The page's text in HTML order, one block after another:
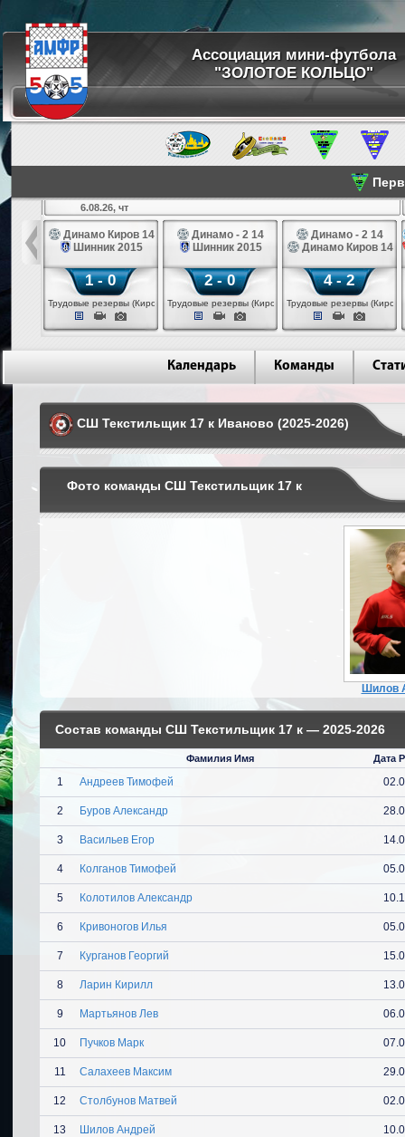
Ассоциация мини-футбола
"ЗОЛОТОЕ КОЛЬЦО"
14
6.08.26, чт
Динамо Киров 14
Шинник 2015
1 - 0
Трудовые резервы (Киров)
Динамо - 2 14
Шинник 2015
2 - 0
Трудовые резервы (Киров)
Динамо - 2 14
Динамо Киров 14
4 - 2
Трудовые резервы (Киров)
Календарь Команды
СШ Текстильщик 17 к Иваново (2025-2026)
Фото команды СШ Текстильщик 17 к
Шилов
Состав команды СШ Текстильщик 17 к — 2025-2026
Фамилия Имя Дата
1 Андреев Тимофей
2 Буров Александр
3 Васильев Егор
4 Колганов Тимофей
5 Колотилов Александр
6 Кривоногов Илья
7 Курганов Георгий
8 Ларин Кирилл
9 Мартьянов Лев
10 Пучков Марк
11 Салахеев Максим
12 Столбунов Матвей
13 Шилов Андрей